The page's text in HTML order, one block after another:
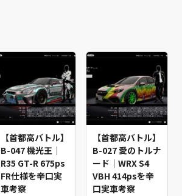
【首都高バトル】
B-047 機光王｜
R35 GT-R 675ps
FR仕様を辛口実
車考察
【首都高バトル】
B-027 愛のトルナ
ード｜WRX S4
VBH 414psを辛
口実車考察